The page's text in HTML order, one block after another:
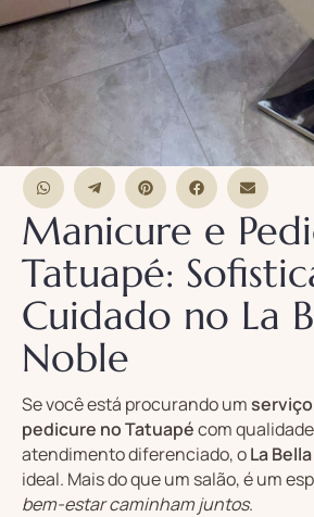
Manicure e
Tatuapé:
Cuidado no La
Noble
Se você está procurando um
pedicure no Tatuapécom
atendimento diferenciado, oLa
ideal. Mais do que um salão, é um
bem-estar caminham juntos.